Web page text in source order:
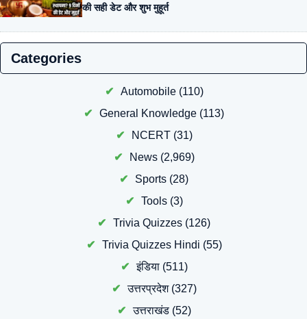
की सही डेट और शुभ मुहूर्त
Categories
Automobile(110)
General Knowledge (113)
NCERT(31)
News(2,969)
Sports (28)
Tools(3)
Trivia Quizzes (126)
Trivia Quizzes Hindi (55)
इंडिया(511)
उत्तरप्रदेश(327)
उत्तराखंड(52)